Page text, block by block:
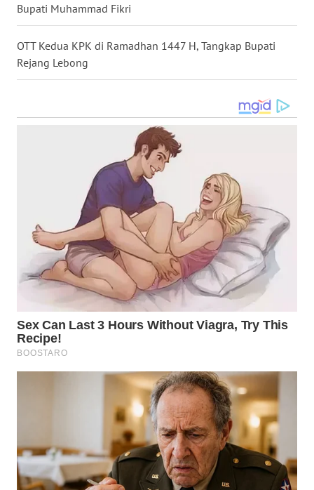
Bupati Muhammad Fikri
OTT Kedua KPK di Ramadhan 1447 H, Tangkap Bupati
Rejang Lebong
WN
DEPOK
WN
WN
SUMEDANG
CIANJUR
WN
WN
BINJAI